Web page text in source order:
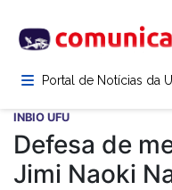
para
conteúdoPortal de Notícias da
INBIO UFU
Defesa de
Jimi Naoki